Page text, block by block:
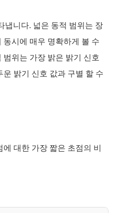
냅니다. 넓은 동적 범위는 장
동시에 매우 명확하게 볼 수
위는 가장 밝은 밝기 신호
밝기 신호 값과 구별 할 수
대한 가장 짧은 초점의 비